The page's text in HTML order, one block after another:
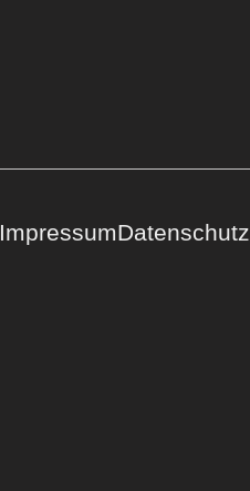
ImpressumDatenschutz